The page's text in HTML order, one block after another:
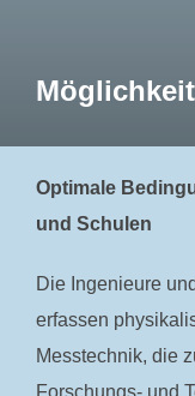
Optimale
und Schulen
Die Ingenieure
erfassen
Messtechnik, die
Forschungs- und